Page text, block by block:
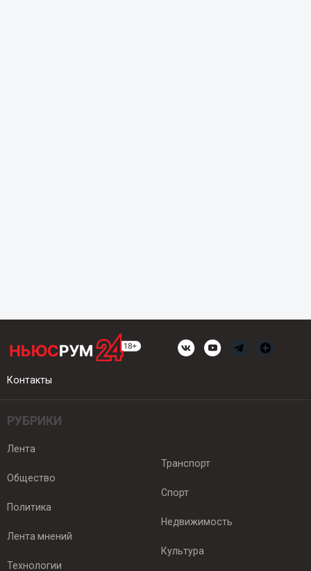
Контакты
РУБРИКИ
Лента
Общество
Политика
Лента мнений
Технологии
Транспорт
Спорт
Недвижимость
Культура